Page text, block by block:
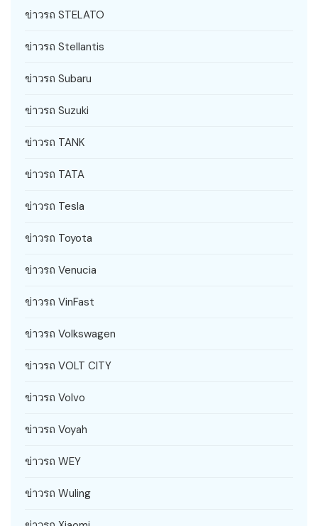
ข่าวรถ STELATO
ข่าวรถ Stellantis
ข่าวรถ Subaru
ข่าวรถ Suzuki
ข่าวรถ TANK
ข่าวรถ TATA
ข่าวรถ Tesla
ข่าวรถ Toyota
ข่าวรถ Venucia
ข่าวรถ VinFast
ข่าวรถ Volkswagen
ข่าวรถ VOLT CITY
ข่าวรถ Volvo
ข่าวรถ Voyah
ข่าวรถ WEY
ข่าวรถ Wuling